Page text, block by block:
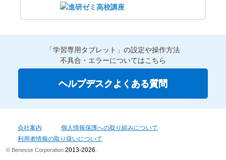
「学習専用タブレット」の設定や操作方法
不具合・エラーについてはこちら
ヘルプデスクよくある質問
会社案内
個人情報保護への取り組みについて
利用者情報の取り扱いについて
© Benesse Corporation 2013-2026